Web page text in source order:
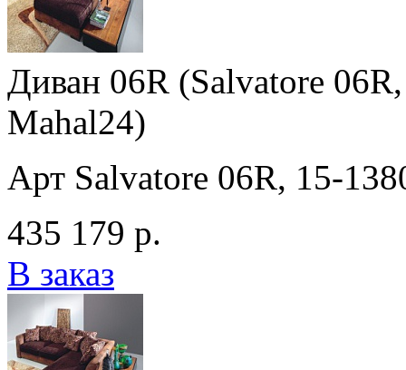
Диван 06R (Salvatore
Mahal24)
Арт Salvatore 06R, 15-
435 179 р.
В заказ